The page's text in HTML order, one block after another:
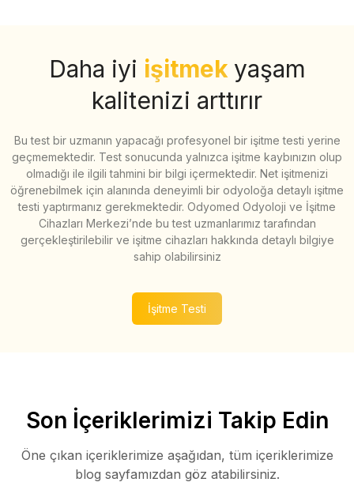
Daha iyi işitmek yaşam
kalitenizi arttırır
Bu test bir uzmanın yapacağı profesyonel bir işitme testi yerine
geçmemektedir. Test sonucunda yalnızca işitme kaybınızın olup
olmadığı ile ilgili tahmini bir bilgi içermektedir. Net işitmenizi
öğrenebilmek için alanında deneyimli bir odyoloğa detaylı işitme
testi yaptırmanız gerekmektedir. Odyomed Odyoloji ve İşitme
Cihazları Merkezi’nde bu test uzmanlarımız tarafından
gerçekleştirilebilir ve işitme cihazları hakkında detaylı bilgiye
sahip olabilirsiniz
İşitme Testi
Son İçeriklerimizi Takip Edin
Öne çıkan içeriklerimize aşağıdan, tüm içeriklerimize
blog sayfamızdan göz atabilirsiniz.